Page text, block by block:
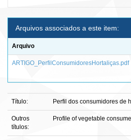
Arquivos associados a este item:
Arquivo
ARTIGO_PerfilConsumidoresHortaliças.pdf
Título: Perfil dos consumidores de
Outros
títulos:
Profile of vegetable